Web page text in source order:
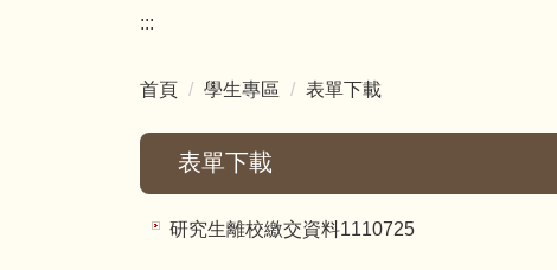
:::
首頁 學生專區 表單下載
表單下載
研究生離校繳交資料1110725